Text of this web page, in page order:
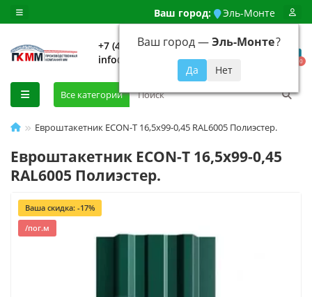
Ваш город: Эль-Монте
Ваш город —Эль-Монте?
+7 (499) 648-92-94
info@evroshtaketnikmoskva.ru
0
Все категории
Евроштакетник ECON-T 16,5х99-0,45 RAL6005 Полиэстер.
Евроштакетник ECON-T 16,5х99-0,45
RAL6005 Полиэстер.
Ваша скидка: -17%
/пог.м